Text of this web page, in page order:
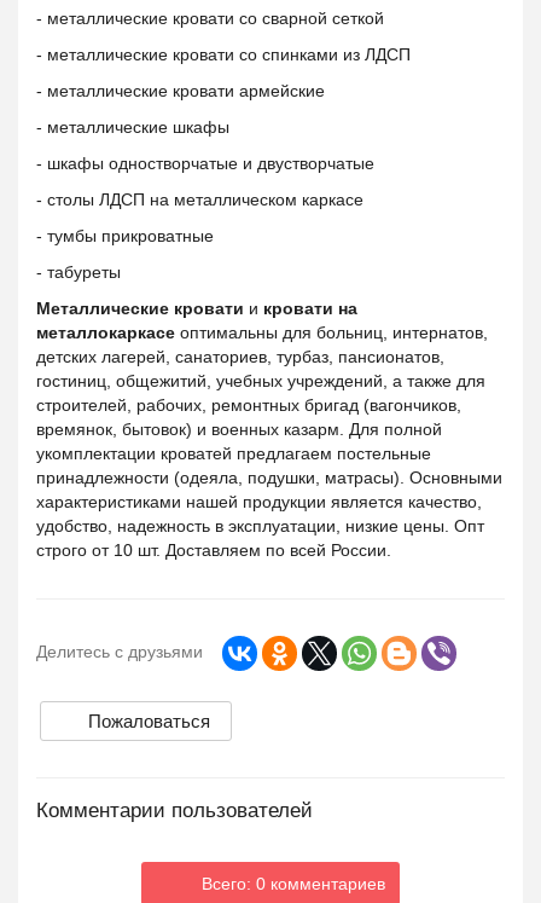
- металлические кровати со сварной сеткой
- металлические кровати со спинками из ЛДСП
- металлические кровати армейские
- металлические шкафы
- шкафы одностворчатые и двустворчатые
- столы ЛДСП на металлическом каркасе
- тумбы прикроватные
- табуреты
Металлические кровати и кровати на
металлокаркасе оптимальны для больниц, интернатов,
детских лагерей, санаториев, турбаз, пансионатов,
гостиниц, общежитий, учебных учреждений, а также для
строителей, рабочих, ремонтных бригад (вагончиков,
времянок, бытовок) и военных казарм. Для полной
укомплектации кроватей предлагаем постельные
принадлежности (одеяла, подушки, матрасы). Основными
характеристиками нашей продукции является качество,
удобство, надежность в эксплуатации, низкие цены. Опт
строго от 10 шт. Доставляем по всей России.
Делитесь с друзьями
Пожаловаться
Комментарии пользователей
Всего: 0 комментариев